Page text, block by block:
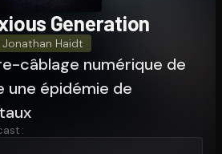
Generation
Jonathan Haidt
câblage numérique de
une épidémie de
: